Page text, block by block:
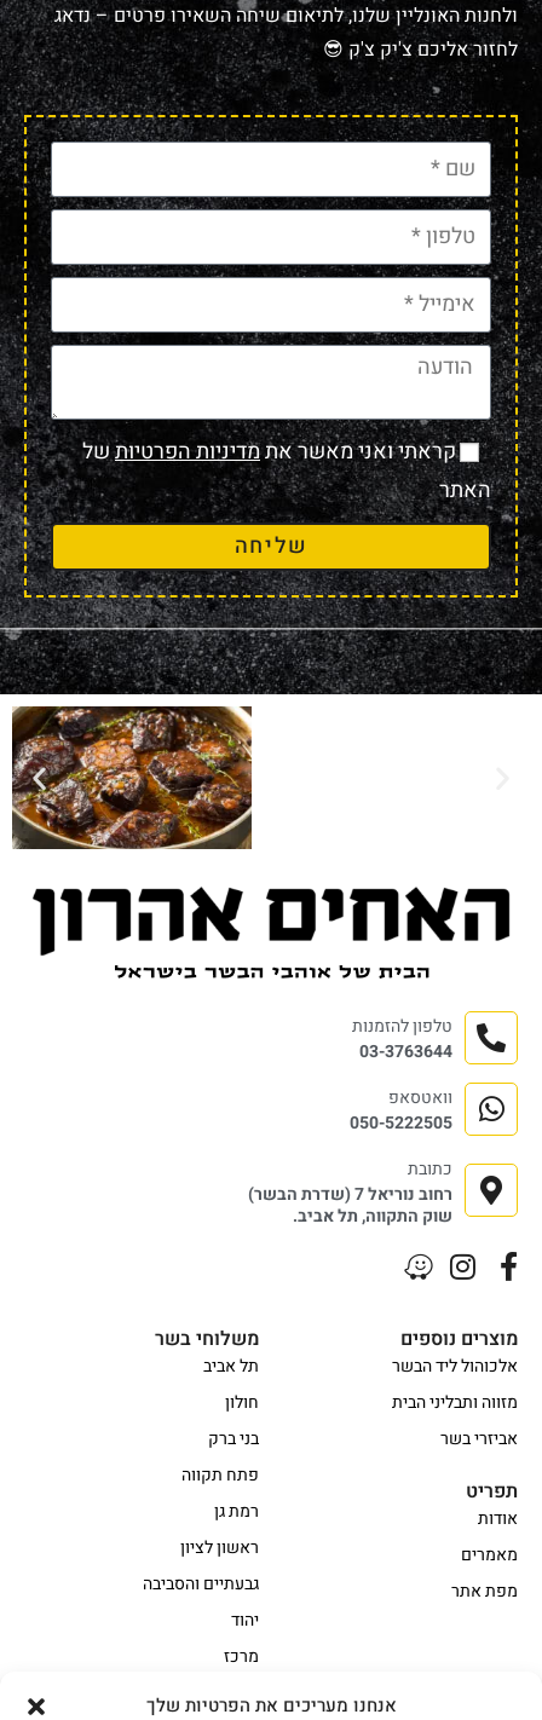
אנחנו מעריכים את הפרטיות שלך
ולחנות האונליין שלנו, לתיאום שיחה השאירו פרטים – נדאג
לחזור אליכם צ'יק צ'ק 😎
קראתי ואני מאשר אתמדיניות הפרטיותשל
האתר
שליחה
משלוחי בשר
תל אביב
חולון
בני ברק
פתח תקווה
רמת גן
ראשון לציון
גבעתיים והסביבה
יהוד
מרכז
מוצרים נוספים
אלכוהול ליד הבשר
מזווה ותבליני הבית
אביזרי בשר
תפריט
אודות
מאמרים
מפת אתר
טלפון להזמנות
03-3763644
וואטסאפ
050-5222505
כתובת
רחוב נוריאל 7 (שדרת הבשר)
שוק התקווה, תל אביב.